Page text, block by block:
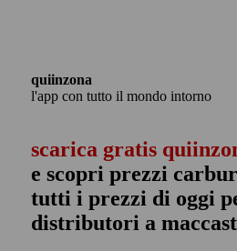
quiinzona
l'app con tutto il mondo intorno
scarica gratis
e scopri prezzi
tutti i prezzi di oggi
distributori a